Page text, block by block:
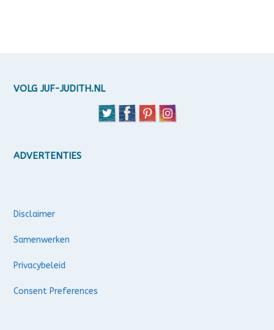
VOLG JUF-JUDITH.NL
ADVERTENTIES
Disclaimer
Samenwerken
Privacybeleid
Consent Preferences